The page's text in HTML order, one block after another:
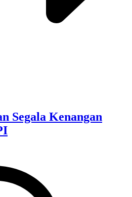
Segala Kenangan